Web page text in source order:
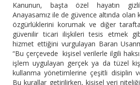
Kanunun, başta özel hayatın
Anayasamız ile de güvence altında olan
özgürlüklerini korumak ve diğer tarafta
güvenilir ticari ilişkileri tesis etmek
hizmet ettiğini vurgulayan Baran
“Bu çerçevede kişisel verilerle ilgili
işlem uygulayan gerçek ya da tüzel
kullanma yönetimlerine çeşitli disiplin
Bu kurallar getirilirken, kişisel veri